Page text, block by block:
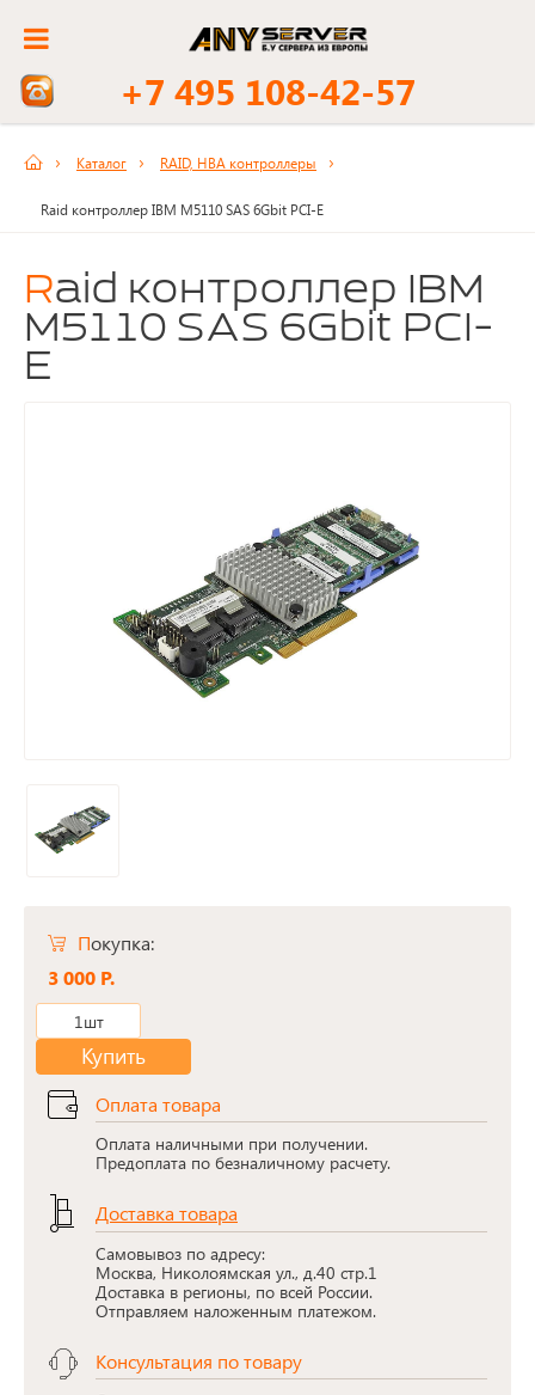
+7 495 108-42-57
Каталог RAID, HBA контроллеры
Raid контроллер IBM M5110 SAS 6Gbit PCI-E
Raid контроллер IBM
M5110 SAS 6Gbit PCI-
E
Покупка:
3 000 Р.
1шт
Купить
Оплата товара
Оплата наличными при получении.
Предоплата по безналичному расчету.
Доставка товара
Самовывоз по адресу:
Москва, Николоямская ул., д.40 стр.1
Доставка в регионы, по всей России.
Отправляем наложенным платежом.
Консультация по товару